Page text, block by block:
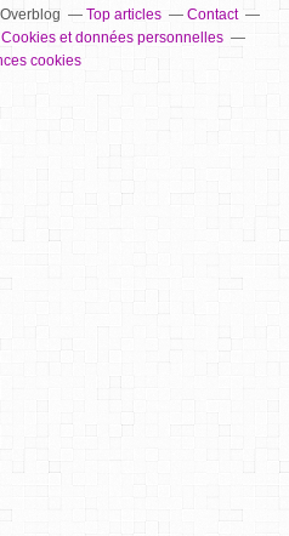
Top articles
Contact
Cookies et données personnelles
cookies